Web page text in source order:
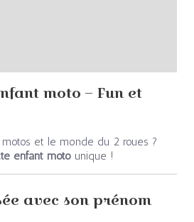
moto – Fun et
et le monde du 2 roues ?
enfant motounique !
avec son prénom